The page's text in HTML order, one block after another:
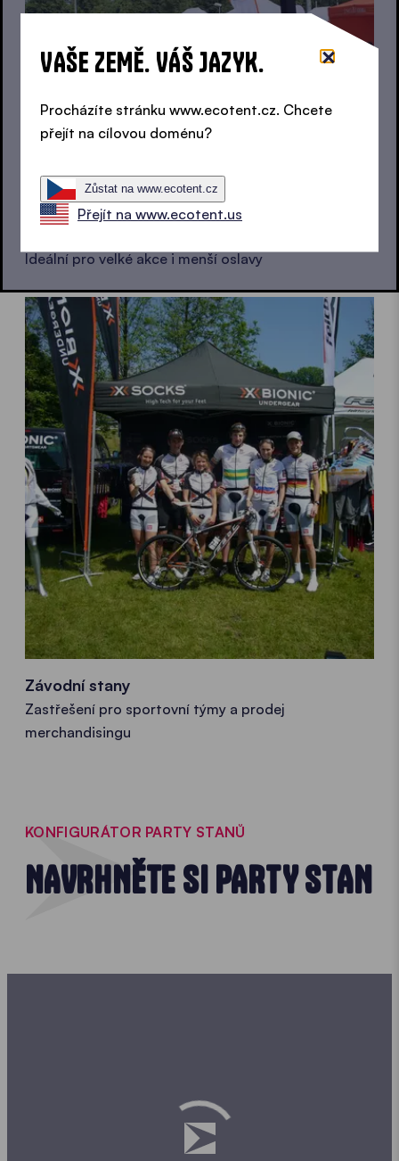
Ideální pro velké akce i menší oslavy
Závodní stany
Zastřešení pro sportovní týmy a prodej
merchandisingu
KONFIGURÁTOR PARTY STANŮ
NAVRHNĚTE SI PARTY STAN
VAŠE ZEMĚ. VÁŠ JAZYK.
Procházíte stránku www.ecotent.cz. Chcete
přejít na cílovou doménu?
Zůstat na www.ecotent.cz
Přejít na www.ecotent.us